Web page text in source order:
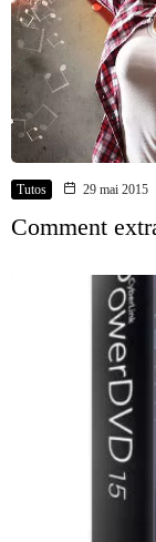
Tutos 29 mai 2015
Comment